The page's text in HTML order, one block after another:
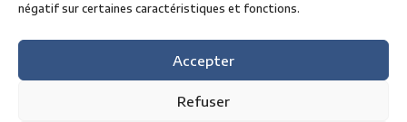
négatif sur certaines caractéristiques et fonctions.
Accepter
Refuser
05 63 49 15 15